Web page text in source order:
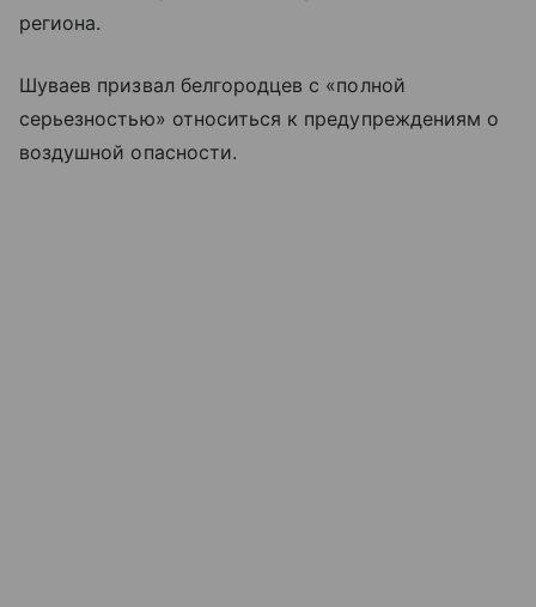
региона.
Шуваев призвал белгородцев с «полной
серьезностью» относиться к предупреждениям о
воздушной опасности.